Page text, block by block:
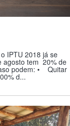
IPTU 2018 já se
agosto tem 20% de
podem: • Quitar
d...